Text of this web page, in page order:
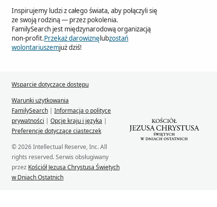
Inspirujemy ludzi z całego świata, aby połączyli się
ze swoją rodziną — przez pokolenia.
FamilySearch jest międzynarodową organizacją
non-profit.Przekaż darowiznęlubzostań
wolontariuszemjuż dziś!
Wsparcie dotyczące dostępu
Warunki użytkowania
FamilySearch | Informacja o polityce
prywatności | Opcje kraju i języka |
Preferencje dotyczące ciasteczek
© 2026 Intellectual Reserve, Inc. All
rights reserved. Serwis obsługiwany
przez Kościół Jezusa Chrystusa Świętych
w Dniach Ostatnich